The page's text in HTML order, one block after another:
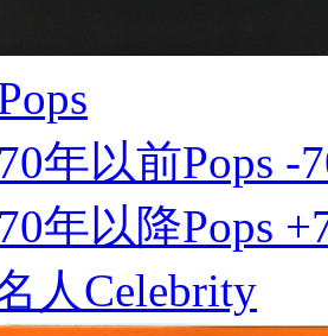
年以前Pops -
年以降Pops
人Celebrity